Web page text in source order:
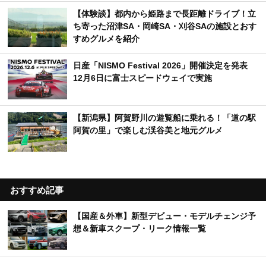
【体験談】都内から姫路まで長距離ドライブ！立
ち寄った沼津SA・岡崎SA・刈谷SAの施設とおす
すめグルメを紹介
日産「NISMO Festival 2026」開催決定を発表
12月6日に富士スピードウェイで実施
【新潟県】阿賀野川の遊覧船に乗れる！「道の駅
阿賀の里」で楽しむ渓谷美と地元グルメ
おすすめ記事
【国産＆外車】新型デビュー・モデルチェンジ予
想＆新車スクープ・リーク情報一覧